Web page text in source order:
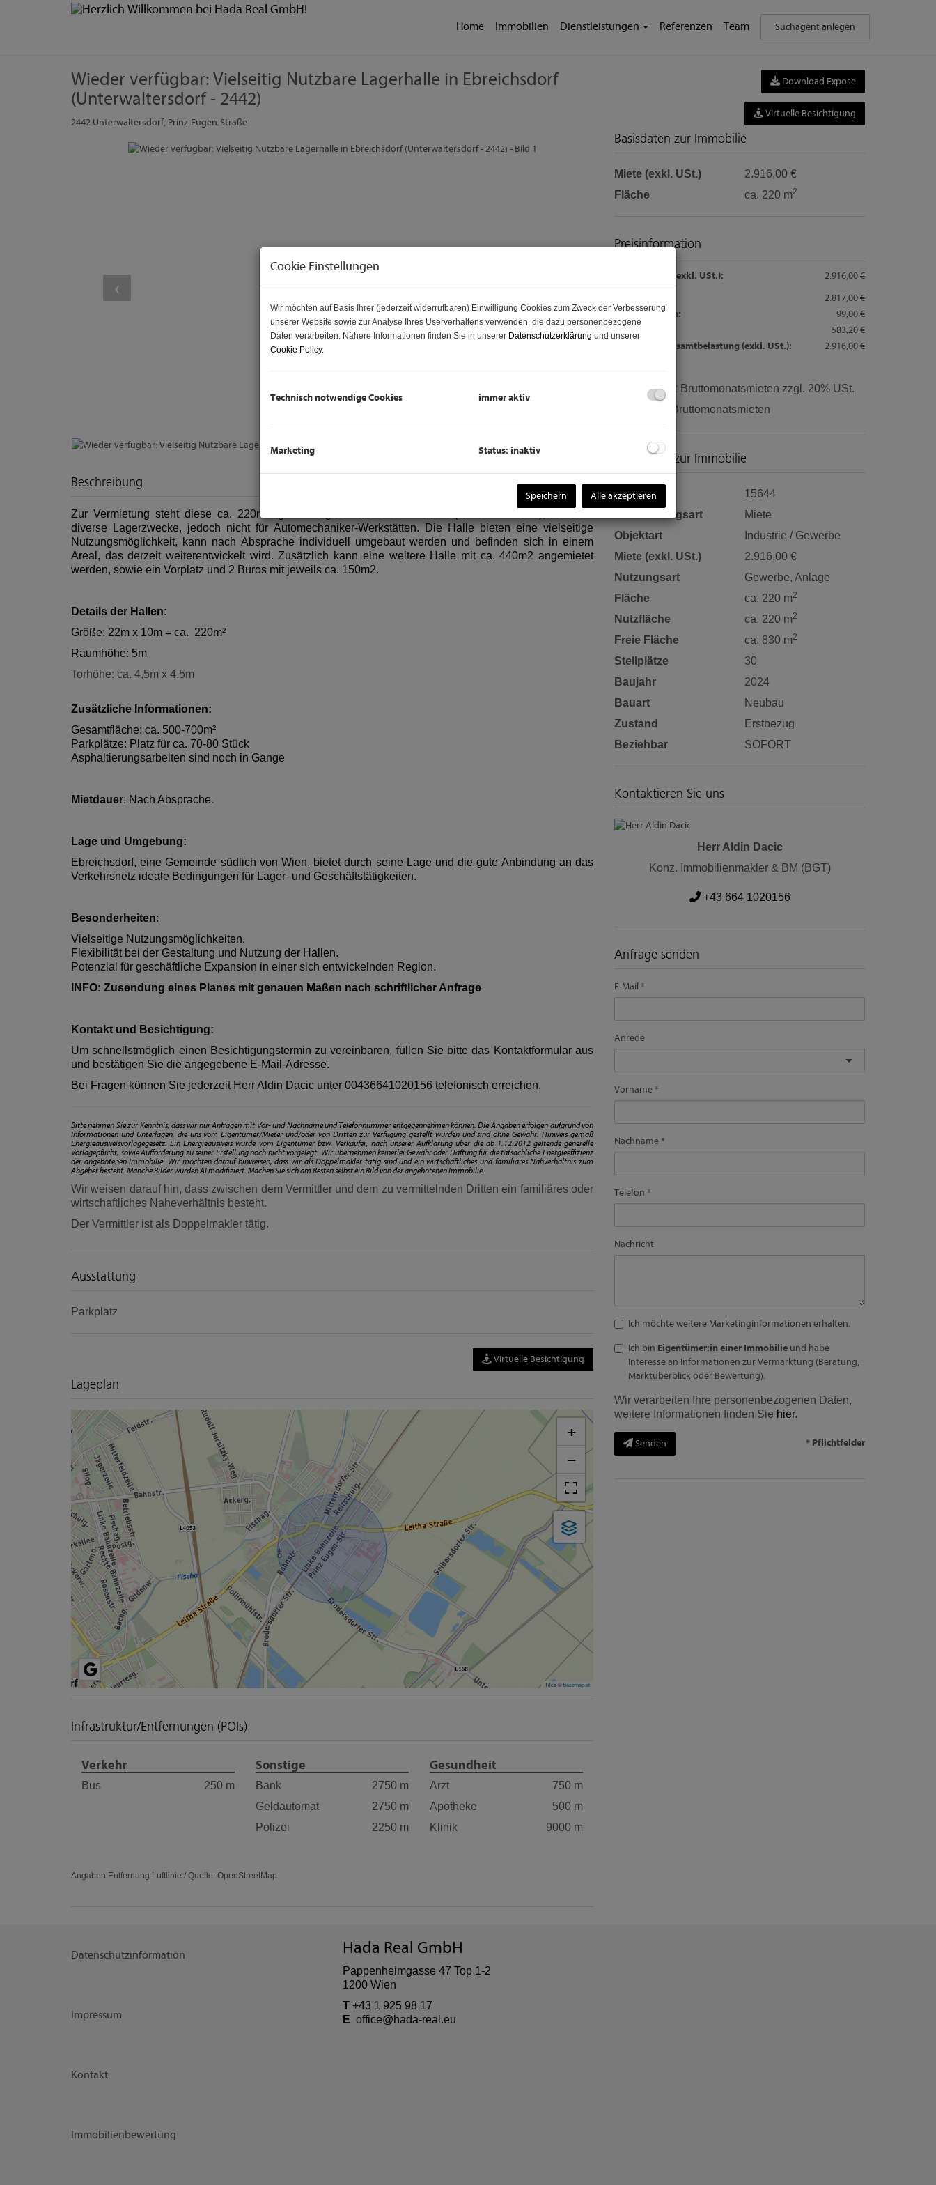
Home Immobilien Dienstleistungen Referenzen Team Suchagent anlegen
Wieder verfügbar: Vielseitig Nutzbare Lagerhalle in Ebreichsdorf
(Unterwaltersdorf - 2442)
2442 Unterwaltersdorf, Prinz-Eugen-Straße
Beschreibung
Zur Vermietung steht diese ca. 220m2 große Lagerhalle in Ebreichsdorf (Unterwaltersdorf), ideal für
diverse Lagerzwecke, jedoch nicht für Automechaniker-Werkstätten. Die Halle bieten eine vielseitige
Nutzungsmöglichkeit, kann nach Absprache individuell umgebaut werden und befinden sich in einem
Areal, das derzeit weiterentwickelt wird. Zusätzlich kann eine weitere Halle mit ca. 440m2 angemietet
werden, sowie ein Vorplatz und 2 Büros mit jeweils ca. 150m2.
Details der Hallen:
Größe: 22m x 10m = ca. 220m²
Raumhöhe: 5m
Torhöhe: ca. 4,5m x 4,5m
Zusätzliche Informationen:
Gesamtfläche: ca. 500-700m²
Parkplätze: Platz für ca. 70-80 Stück
Asphaltierungsarbeiten sind noch in Gange
Mietdauer: Nach Absprache.
Lage und Umgebung:
Ebreichsdorf, eine Gemeinde südlich von Wien, bietet durch seine Lage und die gute Anbindung an das
Verkehrsnetz ideale Bedingungen für Lager- und Geschäftstätigkeiten.
Besonderheiten:
Vielseitige Nutzungsmöglichkeiten.
Flexibilität bei der Gestaltung und Nutzung der Hallen.
Potenzial für geschäftliche Expansion in einer sich entwickelnden Region.
INFO: Zusendung eines Planes mit genauen Maßen nach schriftlicher Anfrage
Kontakt und Besichtigung:
Um schnellstmöglich einen Besichtigungstermin zu vereinbaren, füllen Sie bitte das Kontaktformular aus
und bestätigen Sie die angegebene E-Mail-Adresse.
Bei Fragen können Sie jederzeit Herr Aldin Dacic unter 00436641020156 telefonisch erreichen.
Bitte nehmen Sie zur Kenntnis, dass wir nur Anfragen mit Vor- und Nachname und Telefonnummer entgegennehmen können. Die Angaben erfolgen aufgrund von
Informationen und Unterlagen, die uns vom Eigentümer/Mieter und/oder von Dritten zur Verfügung gestellt wurden und sind ohne Gewähr. Hinweis gemäß
Energieausweisvorlagegesetz: Ein Energieausweis wurde vom Eigentümer bzw. Verkäufer, nach unserer Aufklärung über die ab 1.12.2012 geltende generelle
Vorlagepflicht, sowie Aufforderung zu seiner Erstellung noch nicht vorgelegt. Wir übernehmen keinerlei Gewähr oder Haftung für die tatsächliche Energieeffizienz
der angebotenen Immobilie. Wir möchten darauf hinweisen, dass wir als Doppelmakler tätig sind und ein wirtschaftliches und familiäres Nahverhältnis zum
Abgeber besteht. Manche Bilder wurden AI modifiziert. Machen Sie sich am Besten selbst ein Bild von der angebotenen Immobilie.
Wir weisen darauf hin, dass zwischen dem Vermittler und dem zu vermittelnden Dritten ein familiäres oder
wirtschaftliches Naheverhältnis besteht.
Der Vermittler ist als Doppelmakler tätig.
Ausstattung
Parkplatz
Virtuelle Besichtigung
Lageplan
+
−
Tiles ©basemap.at
Infrastruktur/Entfernungen (POIs)
Verkehr
Bus 250 m
Sonstige
Bank
2750 m
Geldautomat
2750 m
Polizei
2250 m
Gesundheit
Arzt
750 m
Apotheke
500 m
Klinik
9000 m
Angaben Entfernung Luftlinie / Quelle: OpenStreetMap
Download Expose
Virtuelle Besichtigung
Basisdaten zur Immobilie
Miete (exkl. USt.)
2.916,00 €
Fläche
ca. 220 m2
Preisinformation
Gesamtmiete (exkl. USt.):
2.916,00 €
2.817,00 €
Betriebskosten:
99,00 €
Umsatzsteuer:
583,20 €
monatliche Gesamtbelastung (exkl. USt.):
2.916,00 €
Provision:
2 Bruttomonatsmieten zzgl. 20% USt.
3 Bruttomonatsmieten
Basisdaten zur Immobilie
Objektnr.
15644
Vermarktungsart
Miete
Objektart
Industrie / Gewerbe
Miete (exkl. USt.)
2.916,00 €
Nutzungsart
Gewerbe Anlage
Fläche
ca. 220 m2
Nutzfläche ca. 220 m2
Freie Fläche ca. 830 m2
Stellplätze
30
Baujahr
2024
Bauart
Neubau
Zustand
Erstbezug
Beziehbar
SOFORT
Kontaktieren Sie uns
Herr Aldin Dacic
Konz. Immobilienmakler & BM (BGT)
+43 664 1020156
Anfrage senden
E-Mail
Anrede
Vorname
Nachname
Telefon
Nachricht
Ich möchte weitere Marketinginformationen erhalten.
Ich bin Eigentümer:in einer Immobilie und habe
Interesse an Informationen zur Vermarktung (Beratung,
Marktüberblick oder Bewertung).
Wir verarbeiten Ihre personenbezogenen Daten,
weitere Informationen finden Sie hier.
Senden * Pflichtfelder
Datenschutzinformation
Impressum
Kontakt
Immobilienbewertung
Hada Real GmbH
Pappenheimgasse 47 Top 1-2
1200 Wien
T +43 1 925 98 17
E office@hada-real.eu
Cookie Einstellungen
Wir möchten auf Basis Ihrer (jederzeit widerrufbaren) Einwilligung Cookies zum Zweck der Verbesserung
unserer Website sowie zur Analyse Ihres Userverhaltens verwenden, die dazu personenbezogene
Daten verarbeiten. Nähere Informationen finden Sie in unserer Datenschutzerklärung und unserer
Cookie Policy.
Technisch notwendige Cookies immer aktiv
Marketing Status: inaktiv
Speichern Alle akzeptieren